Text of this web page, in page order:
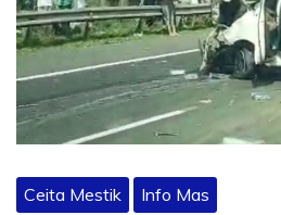
Ceita Mestik Info Mas